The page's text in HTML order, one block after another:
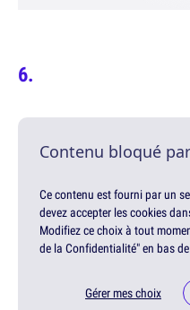
Contenu bloqué
Ce contenu est fourni par un
devez accepter les cookies
Modifiez ce choix à tout
de la Confidentialité" en bas
Gérer mes choix